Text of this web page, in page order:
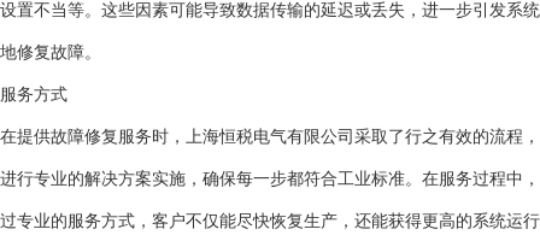
设置不当等。这些因素可能导致数据传输的延迟或丢失，进一步引发系
地修复故障。
服务方式
在提供故障修复服务时，上海恒税电气有限公司采取了行之有效的流程
进行专业的解决方案实施，确保每一步都符合工业标准。在服务过程中
过专业的服务方式，客户不仅能尽快恢复生产，还能获得更高的系统运